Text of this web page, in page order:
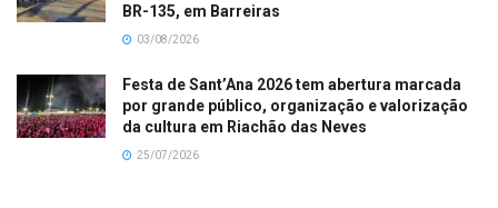
BR-135, em Barreiras
03/08/2026
Festa de Sant’Ana 2026 tem abertura marcada
por grande público, organização e valorização
da cultura em Riachão das Neves
25/07/2026